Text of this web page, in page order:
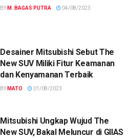
BY M. BAGAS PUTRA 04/08/2023
Desainer Mitsubishi Sebut The
New SUV Miliki Fitur Keamanan
dan Kenyamanan Terbaik
BY MATO 01/08/2023
Mitsubishi Ungkap Wujud The
New SUV, Bakal Meluncur di GIIAS